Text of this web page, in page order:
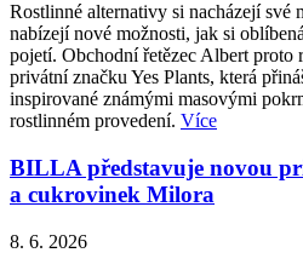
Rostlinné alternativy si nacházejí své
nabízejí nové možnosti, jak si
pojetí. Obchodní řetězec Albert proto
privátní značku Yes Plants, která
inspirované známými masovými
rostlinném provedení. Více
BILLA představuje novou
a cukrovinek Milora
8. 6. 2026